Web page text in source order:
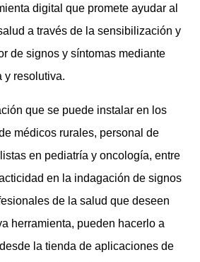
digital que promete ayudar al
a través de la sensibilización y
de signos y síntomas mediante
y resolutiva.
que se puede instalar en los
médicos rurales, personal de
en pediatría y oncología, entre
en la indagación de signos
de la salud que deseen
herramienta, pueden hacerlo a
la tienda de aplicaciones de